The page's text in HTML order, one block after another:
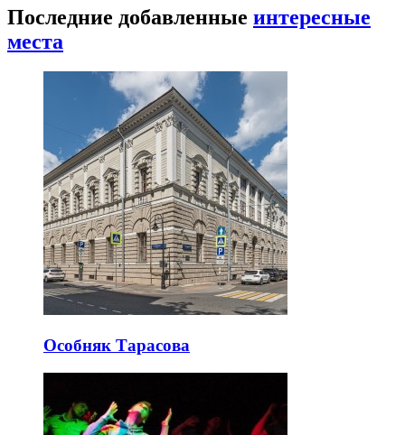
Последние добавленные интересные
места
Особняк Тарасова